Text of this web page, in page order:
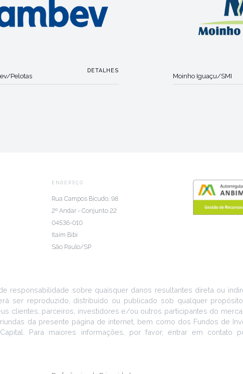
Pelotas
DETALHES
Moinho Iguaçu/SMI
ENDEREÇO
Rua Campos Bicudo, 98
2º Andar - Conjunto 22
04536-010
Itaim Bibi
São Paulo/SP
responsabilidade sobre quaisquer danos resultantes direta ou
ser reproduzido, distribuído ou publicado sob qualquer
clientes, parceiros, investidores e/ou outros participantes do
da presente página de internet, bem como dos Fundos de
Para maiores informações, por favor, entrar em contato